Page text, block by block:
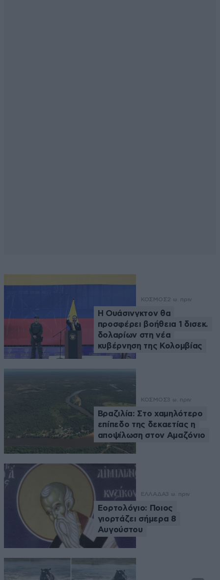
ΚΟΣΜΟΣ2 ω. πριν
Η Ουάσινγκτον θα
προσφέρει βοήθεια 1 δισεκ.
δολαρίων στη νέα
κυβέρνηση της Κολομβίας
ΚΟΣΜΟΣ3 ω. πριν
Βραζιλία: Στο χαμηλότερο
επίπεδο της δεκαετίας η
αποψίλωση στον Αμαζόνιο
ΕΛΛΑΔΑ3 ω. πριν
Εορτολόγιο: Ποιος
γιορτάζει σήμερα 8
Αυγούστου